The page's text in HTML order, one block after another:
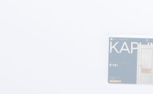
ЯРОСЛАВЛЕ